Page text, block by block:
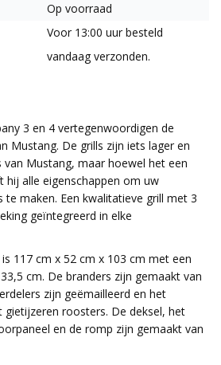
Op voorraad
Voor 13:00 uur besteld
vandaag verzonden.
3 en 4 vertegenwoordigen de
Mustang. De grills zijn iets lager en
van Mustang, maar hoewel het een
alle eigenschappen om uw
te maken. Een kwalitatieve grill met 3
geïntegreerd in elke
117 cm x 52 cm x 103 cm met een
cm. De branders zijn gemaakt van
zijn geëmailleerd en het
gietijzeren roosters. De deksel, het
en de romp zijn gemaakt van